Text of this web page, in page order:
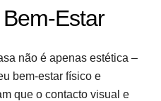
Estar
não é apenas estética –
bem-estar físico e
que o contacto visual e